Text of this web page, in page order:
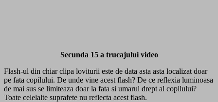
Secunda 15 a trucajului video
Flash-ul din chiar clipa loviturii este de data asta asta localizat doar
pe fata copilului. De unde vine acest flash? De ce reflexia luminoasa
de mai sus se limiteaza doar la fata si umarul drept al copilului?
Toate celelalte suprafete nu reflecta acest flash.